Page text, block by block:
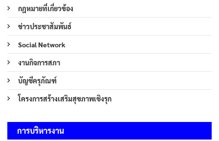
กฎหมายที่เกี่ยวข้อง
ข่าวประชาสัมพันธ์
Social Network
งานกิจการสภา
บัญชีครุภัณฑ์
โครงการสร้างเสริมสุขภาพเชิงรุก
การบริหารงาน